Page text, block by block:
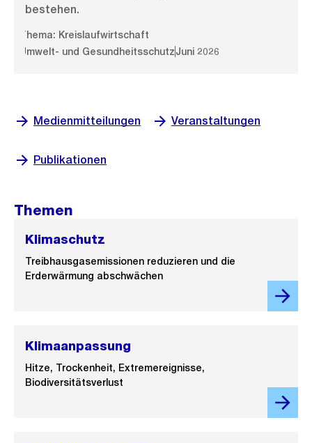
bestehen.
Thema: Kreislaufwirtschaft
Umwelt- und GesundheitsschutzJuni 2026
Medienmitteilungen Veranstaltungen
Publikationen
Themen
Klimaschutz
Treibhausgasemissionen reduzieren und die
Erderwärmung abschwächen
Klimaanpassung
Hitze, Trockenheit, Extremereignisse,
Biodiversitätsverlust